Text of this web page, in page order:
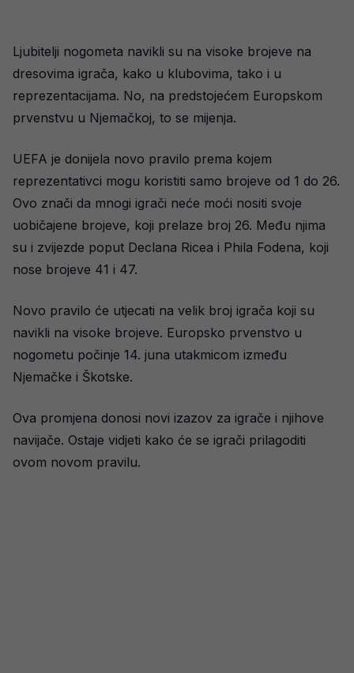
Ljubitelji nogometa navikli su na visoke brojeve na
dresovima igrača, kako u klubovima, tako i u
reprezentacijama. No, na predstojećem Europskom
prvenstvu u Njemačkoj, to se mijenja.
UEFA je donijela novo pravilo prema kojem
reprezentativci mogu koristiti samo brojeve od 1 do 26.
Ovo znači da mnogi igrači neće moći nositi svoje
uobičajene brojeve, koji prelaze broj 26. Među njima
su i zvijezde poput Declana Ricea i Phila Fodena, koji
nose brojeve 41 i 47.
Novo pravilo će utjecati na velik broj igrača koji su
navikli na visoke brojeve. Europsko prvenstvo u
nogometu počinje 14. juna utakmicom između
Njemačke i Škotske.
Ova promjena donosi novi izazov za igrače i njihove
navijače. Ostaje vidjeti kako će se igrači prilagoditi
ovom novom pravilu.